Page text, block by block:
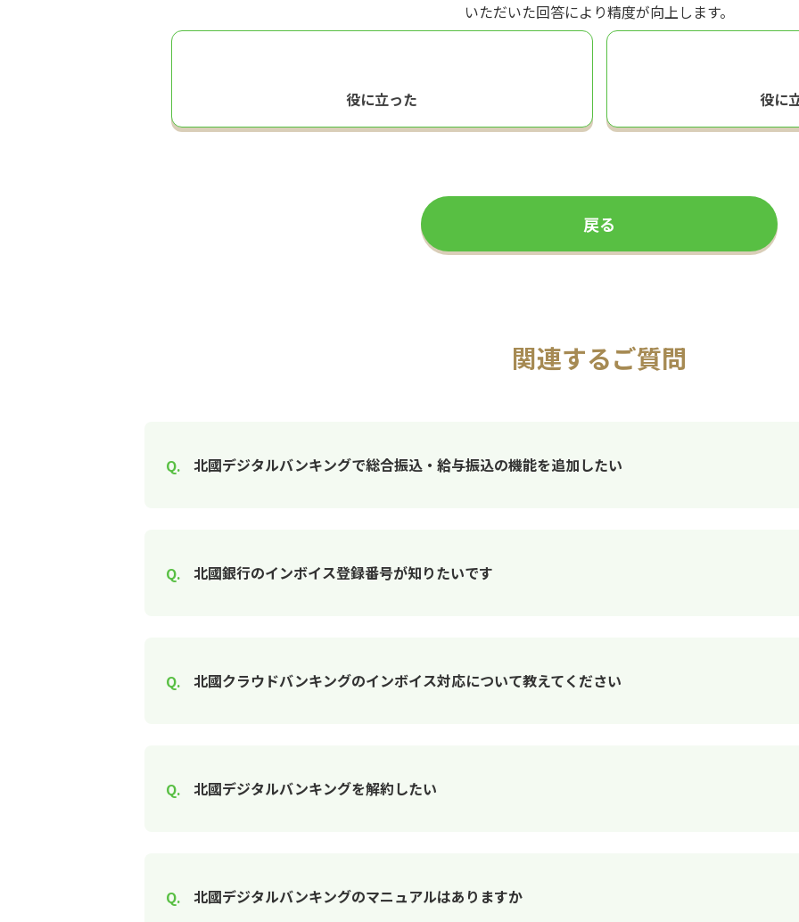
いただいた回答により精度が向上します。
役に立った 役に
戻る
関連するご質問
北國デジタルバンキングで総合振込・給与振込の機能を追加したい
北國銀行のインボイス登録番号が知りたいです
北國クラウドバンキングのインボイス対応について教えてください
北國デジタルバンキングを解約したい
北國デジタルバンキングのマニュアルはありますか